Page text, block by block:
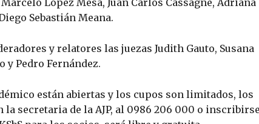
López Mesa, Juan Carlos Cassagne, Adriana
Sebastián Meana.
y relatores las juezas Judith Gauto, Susana
y Pedro Fernández.
están abiertas y los cupos son limitados, los
secretaria de la AJP, al 0986 206 000 o inscribirse